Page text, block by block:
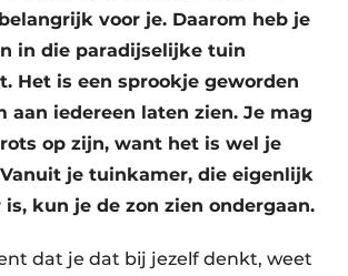
aanmeldenvoor je. Daarom heb je
in die paradijselijke tuin
Het is een sprookje geworden
aan iedereen laten zien. Je mag
op zijn, want het is wel je
je tuinkamer, die eigenlijk
kun je de zon zien ondergaan.
dat je dat bij jezelf denkt, weet